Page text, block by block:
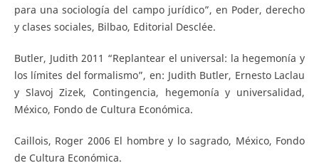
para una sociología del campo jurídico”, en Poder, derecho
y clases sociales, Bilbao, Editorial Desclée.
Butler, Judith 2011 “Replantear el universal: la hegemonía y
los límites del formalismo”, en: Judith Butler, Ernesto Laclau
y Slavoj Zizek, Contingencia, hegemonía y universalidad,
México, Fondo de Cultura Económica.
Caillois, Roger 2006 El hombre y lo sagrado, México, Fondo
de Cultura Económica.